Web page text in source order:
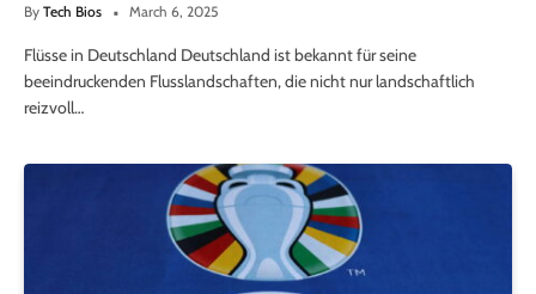
By Tech Bios March 6, 2025
Flüsse in Deutschland Deutschland ist bekannt für seine
beeindruckenden Flusslandschaften, die nicht nur landschaftlich
reizvoll…